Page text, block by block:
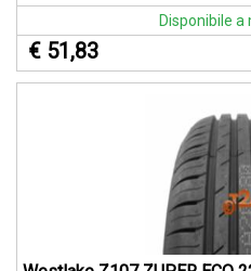
Disponibile
€ 51,83